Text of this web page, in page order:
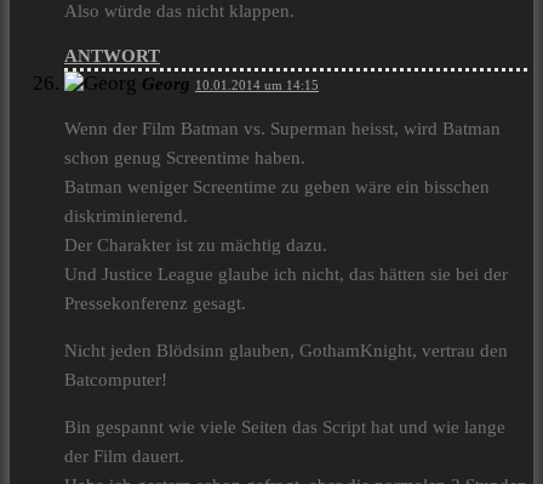
Also würde das nicht klappen.
ANTWORT
Georg 10.01.2014 um 14:15
Wenn der Film Batman vs. Superman heisst, wird Batman
schon genug Screentime haben.
Batman weniger Screentime zu geben wäre ein bisschen
diskriminierend.
Der Charakter ist zu mächtig dazu.
Und Justice League glaube ich nicht, das hätten sie bei der
Pressekonferenz gesagt.
Nicht jeden Blödsinn glauben, GothamKnight, vertrau den
Batcomputer!
Bin gespannt wie viele Seiten das Script hat und wie lange
der Film dauert.